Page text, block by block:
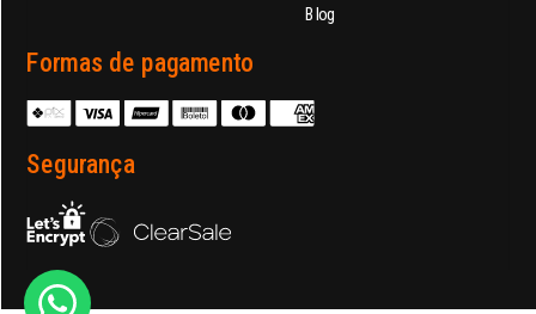
Blog
Formas de pagamento
Segurança